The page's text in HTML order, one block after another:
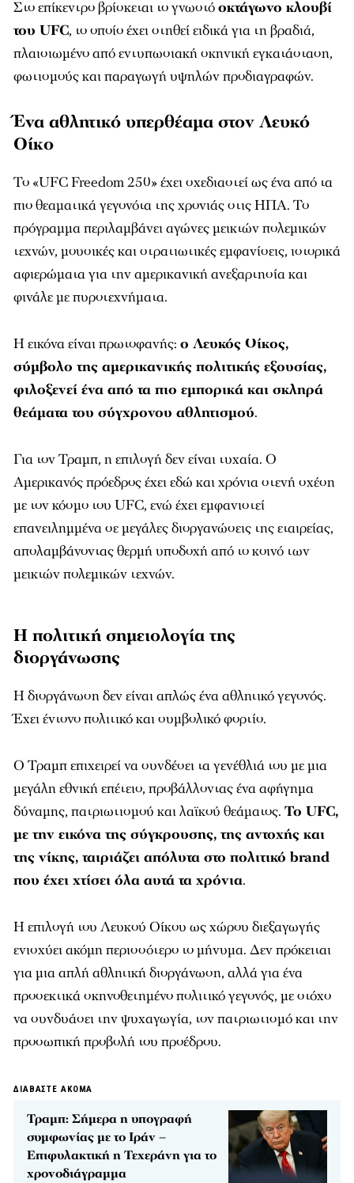
Στο επίκεντρο βρίσκεται το γνωστόοκτάγωνο κλουβί
του UFC, το οποίο έχει στηθεί ειδικά για τη βραδιά,
πλαισιωμένο από εντυπωσιακή σκηνική εγκατάσταση,
φωτισμούς και παραγωγή υψηλών προδιαγραφών.
Ένα αθλητικό υπερθέαμα στον Λευκό
Οίκο
Το «UFC Freedom 250» έχει σχεδιαστεί ως ένα από τα
πιο θεαματικά γεγονότα της χρονιάς στις ΗΠΑ. Το
πρόγραμμα περιλαμβάνει αγώνες μεικτών πολεμικών
τεχνών, μουσικές και στρατιωτικές εμφανίσεις, ιστορικά
αφιερώματα για την αμερικανική ανεξαρτησία και
φινάλε με πυροτεχνήματα.
Η εικόνα είναι πρωτοφανής: ο Λευκός Οίκος,
σύμβολο της αμερικανικής πολιτικής εξουσίας,
φιλοξενεί ένα από τα πιο εμπορικά και σκληρά
θεάματα του σύγχρονου αθλητισμού.
Για τον Τραμπ, η επιλογή δεν είναι τυχαία. Ο
Αμερικανός πρόεδρος έχει εδώ και χρόνια στενή σχέση
με τον κόσμο του UFC, ενώ έχει εμφανιστεί
επανειλημμένα σε μεγάλες διοργανώσεις της εταιρείας,
απολαμβάνοντας θερμή υποδοχή από το κοινό των
μεικτών πολεμικών τεχνών.
Η πολιτική σημειολογία της
διοργάνωσης
Η διοργάνωση δεν είναι απλώς ένα αθλητικό γεγονός.
Έχει έντονο πολιτικό και συμβολικό φορτίο.
Ο Τραμπ επιχειρεί να συνδέσει τα γενέθλιά του με μια
μεγάλη εθνική επέτειο, προβάλλοντας ένα αφήγημα
δύναμης, πατριωτισμού και λαϊκού θεάματος. Το UFC,
με την εικόνα της σύγκρουσης, της αντοχής και
της νίκης, ταιριάζει απόλυτα στο πολιτικό brand
που έχει χτίσει όλα αυτά τα χρόνια.
Η επιλογή του Λευκού Οίκου ως χώρου διεξαγωγής
ενισχύει ακόμη περισσότερο το μήνυμα. Δεν πρόκειται
για μια απλή αθλητική διοργάνωση, αλλά για ένα
προσεκτικά σκηνοθετημένο πολιτικό γεγονός, με στόχο
να συνδυάσει την ψυχαγωγία, τον πατριωτισμό και την
προσωπική προβολή του προέδρου.
ΔΙΑΒΑΣΤΕ ΑΚΟΜΑ
Τραμπ: Σήμερα η υπογραφή
συμφωνίας με το Ιράν –
Επιφυλακτική η Τεχεράνη για το
χρονοδιάγραμμα